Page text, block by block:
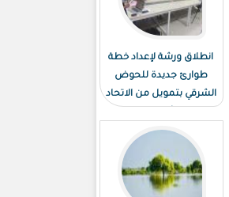
انطلاق ورشة لإعداد خطة
طوارئ جديدة للحوض
الشرقي بتمويل من الاتحاد